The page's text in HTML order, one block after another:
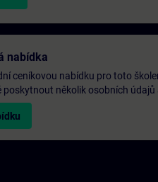
nabídka
ceníkovou nabídku pro toto
poskytnout několik osobních